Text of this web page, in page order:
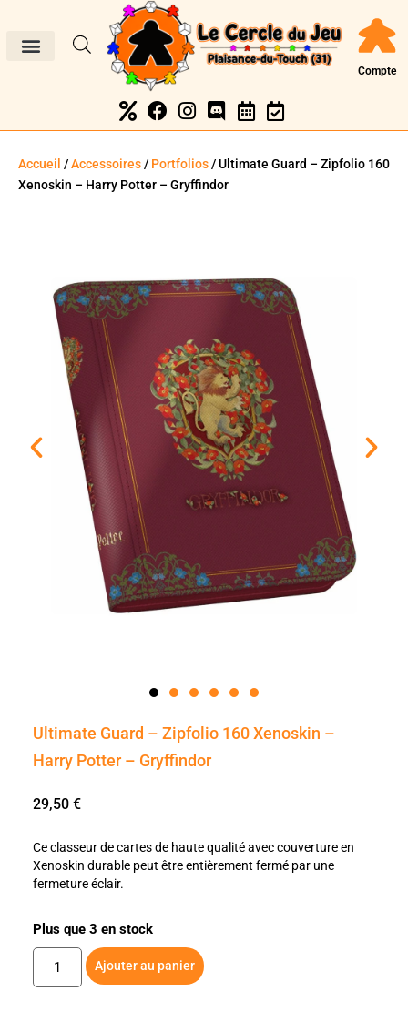
Compte
Accueil /Accessoires/ Portfolios/ Ultimate Guard – Zipfolio 160
Xenoskin – Harry Potter – Gryffindor
Ultimate Guard – Zipfolio 160 Xenoskin –
Harry Potter – Gryffindor
29,50 €
Ce classeur de cartes de haute qualité avec couverture en
Xenoskin durable peut être entièrement fermé par une
fermeture éclair.
Plus que 3 en stock
Ajouter au panier